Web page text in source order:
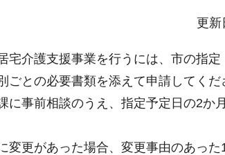
更新
介護支援事業を行うには、市の指定
との必要書類を添えて申請してくだ
事前相談のうえ、指定予定日の2か
更があった場合、変更事由のあった